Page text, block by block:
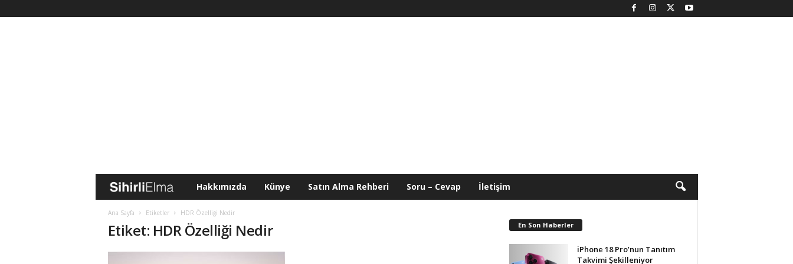
i
h
Hakkımızda Künye Satın Alma Rehberi Soru – Cevap İletişim
Ana Sayfa Etiketler HDR Özelliği Nedir
Etiket: HDR Özelliği Nedir En Son Haberler
iPhone 18 Pro’nun Tanıtım
Takvimi Şekilleniyor